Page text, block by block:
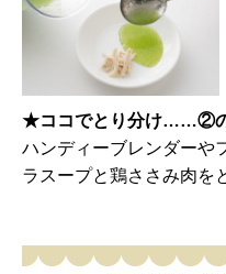
★ココでとり分け……②
ハンディーブレンダーや
ラスープと鶏ささみ肉を